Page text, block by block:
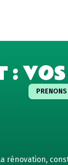
:
rénovation,